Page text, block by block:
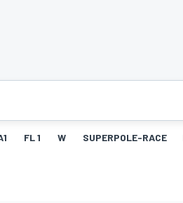
FL 1 W SUPERPOLE-RACE